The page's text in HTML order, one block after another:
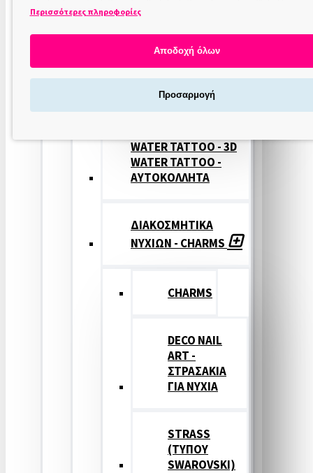
ΝΥΧΙΩΝ
ΣΦΡΑΓΙΔΕΣ
ΝΥΧΙΩΝ
WATER TATTOO - 3D
WATER TATTOO -
ΑΥΤΟΚΟΛΛΗΤΑ
ΔΙΑΚΟΣΜΗΤΙΚΑ
ΝΥΧΙΩΝ - CHARMS
CHARMS
DECO NAIL
ART -
ΣΤΡΑΣΑΚΙΑ
ΓΙΑ ΝΥΧΙΑ
STRASS
(ΤΥΠΟΥ
SWAROVSKI)
Περισσότερες πληροφορίες
Αποδοχή όλων
Προσαρμογή